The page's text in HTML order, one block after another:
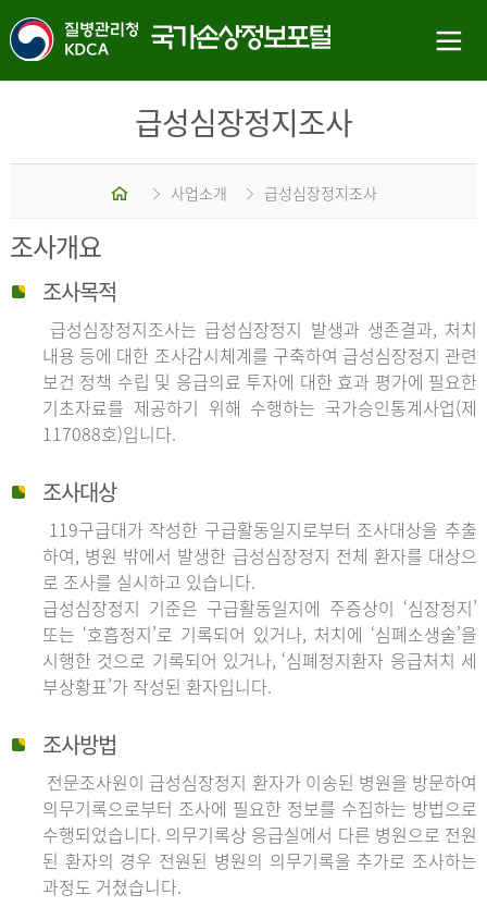
급성심장정지조사
홈 사업소개 급성심장정지조사
조사개요
조사목적
급성심장정지조사는 급성심장정지 발생과 생존결과, 처치
내용 등에 대한 조사감시체계를 구축하여 급성심장정지 관련
보건 정책 수립 및 응급의료 투자에 대한 효과 평가에 필요한
기초자료를 제공하기 위해 수행하는 국가승인통계사업(제
117088호)입니다.
조사대상
119구급대가 작성한 구급활동일지로부터 조사대상을 추출
하여, 병원 밖에서 발생한 급성심장정지 전체 환자를 대상으
로 조사를 실시하고 있습니다.
급성심장정지 기준은 구급활동일지에 주증상이 ‘심장정지’
또는 ‘호흡정지’로 기록되어 있거나, 처치에 ‘심폐소생술’을
시행한 것으로 기록되어 있거나, ‘심폐정지환자 응급처치 세
부상황표’가 작성된 환자입니다.
조사방법
전문조사원이 급성심장정지 환자가 이송된 병원을 방문하여
의무기록으로부터 조사에 필요한 정보를 수집하는 방법으로
수행되었습니다. 의무기록상 응급실에서 다른 병원으로 전원
된 환자의 경우 전원된 병원의 의무기록을 추가로 조사하는
과정도 거쳤습니다.